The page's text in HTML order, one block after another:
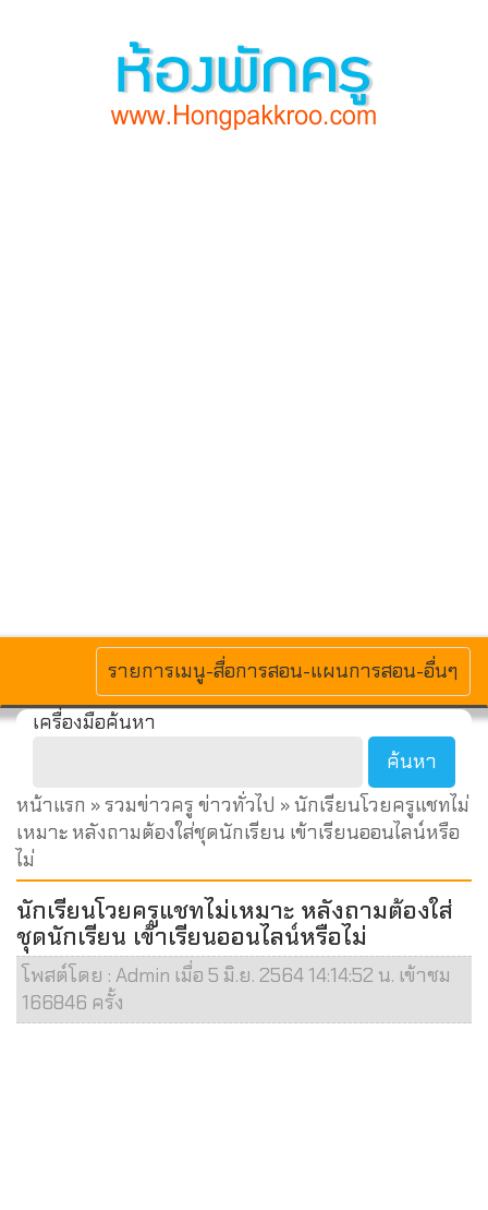
MENU
รายการเมนู-สื่อการสอน-แผนการสอน-อื่นๆ
เครื่องมือค้นหา
หน้าแรก »รวมข่าวครู ข่าวทั่วไป » นักเรียนโวยครูแชทไม่
เหมาะ หลังถามต้องใส่ชุดนักเรียน เข้าเรียนออนไลน์หรือ
ไม่
นักเรียนโวยครูแชทไม่เหมาะ หลังถามต้องใส่
ชุดนักเรียน เข้าเรียนออนไลน์หรือไม่
โพสต์โดย : Admin เมื่อ 5 มิ.ย. 2564 14:14:52 น. เข้าชม
166846 ครั้ง